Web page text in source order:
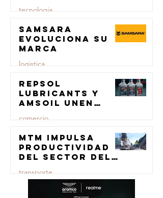
tecnologia
23 jul
Samsara
evoluciona su
marca
logistica
23 jul
Repsol
Lubricants y
AMSOIL unen
lubricación
comercio
23 jul
MTM impulsa
productividad
del sector del
manufactura
certificada
transporte